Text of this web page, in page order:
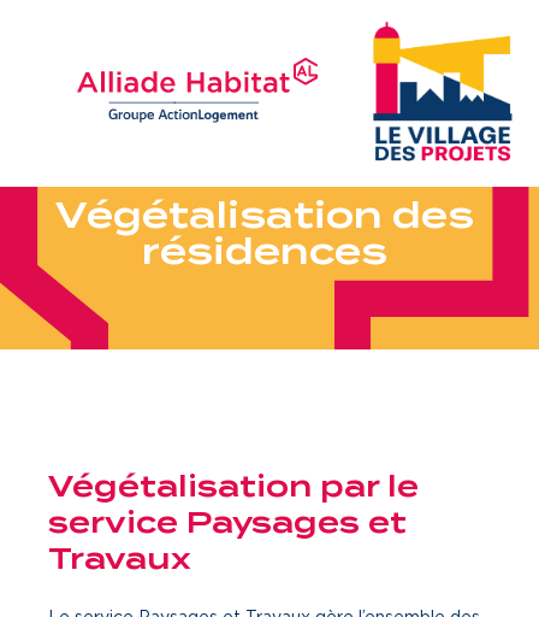
Végétalisation des
résidences
Végétalisation par le
service Paysages et
Travaux